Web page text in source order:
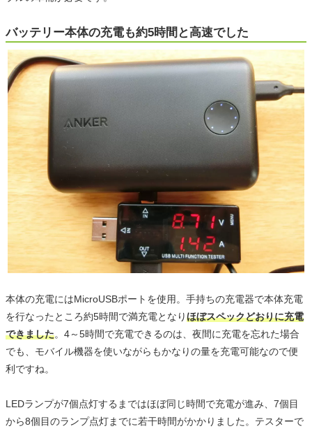
バッテリー本体の充電も約5時間と高速でした
本体の充電にはMicroUSBポートを使用。手持ちの充電器で本体充電
を行なったところ約5時間で満充電となりほぼスペックどおりに充電
できました。4～5時間で充電できるのは、夜間に充電を忘れた場合
でも、モバイル機器を使いながらもかなりの量を充電可能なので便
利ですね。
LEDランプが7個点灯するまではほぼ同じ時間で充電が進み、7個目
から8個目のランプ点灯までに若干時間がかかりました。テスターで